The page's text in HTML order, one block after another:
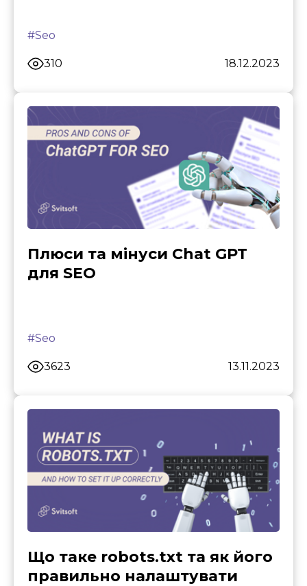
#Seo
310 18.12.2023
Плюси та мінуси Chat GPT
для SEO
#Seo
3623 13.11.2023
Що таке robots.txt та як його
правильно налаштувати